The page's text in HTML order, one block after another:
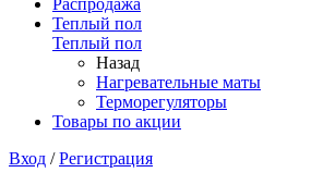
Распродажа
Теплый пол
Теплый пол
Назад
Нагревательные маты
Терморегуляторы
Товары по акции
Вход /Регистрация